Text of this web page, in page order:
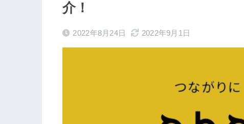
介！
2022年8月24日 2022年9月1日